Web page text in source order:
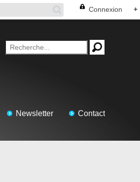
Connexion +
Newsletter Contact